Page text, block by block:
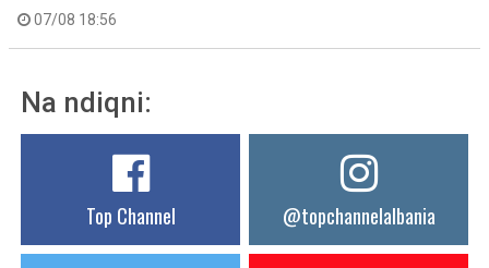
07/08 18:56
Na ndiqni:
Top Channel @topchannelalbania